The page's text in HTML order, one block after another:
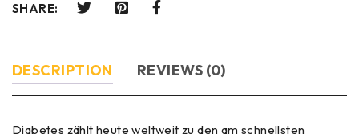
SHARE:
DESCRIPTION REVIEWS (0)
Diabetes zählt heute weltweit zu den am schnellsten